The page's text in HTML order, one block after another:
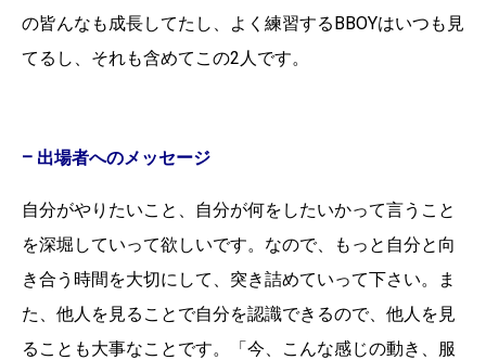
の皆んなも成長してたし、よく練習するBBOYはいつも見
てるし、それも含めてこの2人です。
– 出場者へのメッセージ
自分がやりたいこと、自分が何をしたいかって言うこと
を深堀していって欲しいです。なので、もっと自分と向
き合う時間を大切にして、突き詰めていって下さい。ま
た、他人を見ることで自分を認識できるので、他人を見
ることも大事なことです。「今、こんな感じの動き、服